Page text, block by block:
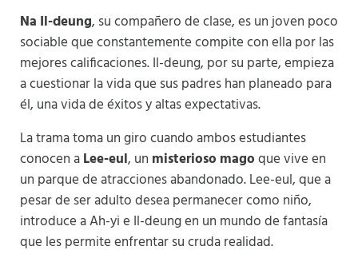
Na Il-deung, su compañero de clase, es un joven poco
sociable que constantemente compite con ella por las
mejores calificaciones​​. Il-deung, por su parte, empieza
a cuestionar la vida que sus padres han planeado para
él, una vida de éxitos y altas expectativas​​.
La trama toma un giro cuando ambos estudiantes
conocen aLee-eul, un misterioso magoque vive en
un parque de atracciones abandonado. Lee-eul, que a
pesar de ser adulto desea permanecer como niño,
introduce a Ah-yi e Il-deung en un mundo de fantasía
que les permite enfrentar su cruda realidad​​.